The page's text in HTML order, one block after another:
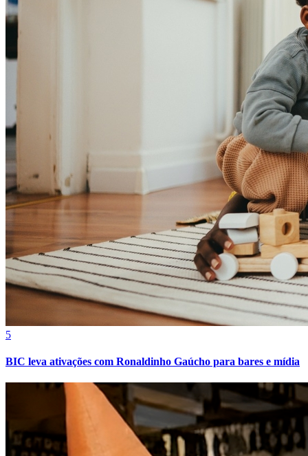
Vitória
5
BIC leva ativações com Ronaldinho Gaúcho para bares e mídia